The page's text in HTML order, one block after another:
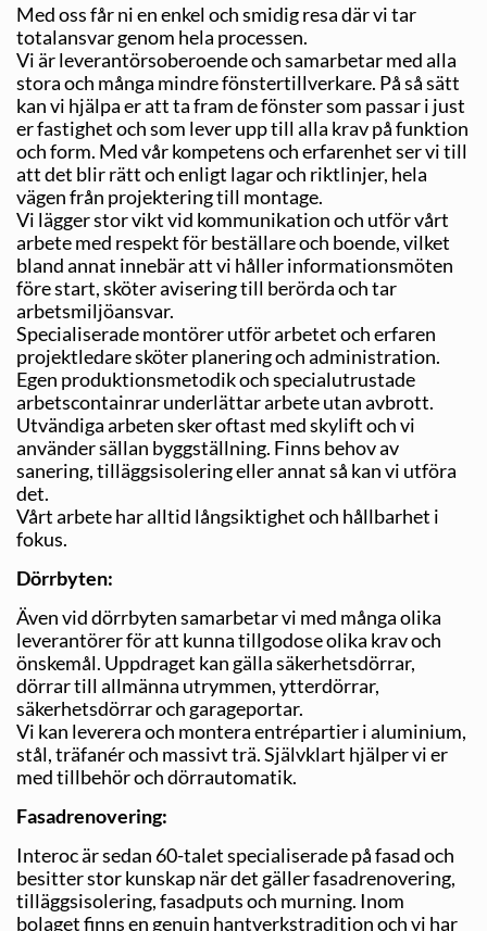
Med oss får ni en enkel och smidig resa där vi tar
totalansvar genom hela processen.
Vi är leverantörsoberoende och samarbetar med alla
stora och många mindre fönstertillverkare. På så sätt
kan vi hjälpa er att ta fram de fönster som passar i just
er fastighet och som lever upp till alla krav på funktion
och form. Med vår kompetens och erfarenhet ser vi till
att det blir rätt och enligt lagar och riktlinjer, hela
vägen från projektering till montage.
Vi lägger stor vikt vid kommunikation och utför vårt
arbete med respekt för beställare och boende, vilket
bland annat innebär att vi håller informationsmöten
före start, sköter avisering till berörda och tar
arbetsmiljöansvar.
Specialiserade montörer utför arbetet och erfaren
projektledare sköter planering och administration.
Egen produktionsmetodik och specialutrustade
arbetscontainrar underlättar arbete utan avbrott.
Utvändiga arbeten sker oftast med skylift och vi
använder sällan byggställning. Finns behov av
sanering, tilläggsisolering eller annat så kan vi utföra
det.
Vårt arbete har alltid långsiktighet och hållbarhet i
fokus.
Dörrbyten:
Även vid dörrbyten samarbetar vi med många olika
leverantörer för att kunna tillgodose olika krav och
önskemål. Uppdraget kan gälla säkerhetsdörrar,
dörrar till allmänna utrymmen, ytterdörrar,
säkerhetsdörrar och garageportar.
Vi kan leverera och montera entrépartier i aluminium,
stål, träfanér och massivt trä. Självklart hjälper vi er
med tillbehör och dörrautomatik.
Fasadrenovering:
Interoc är sedan 60-talet specialiserade på fasad och
besitter stor kunskap när det gäller fasadrenovering,
tilläggsisolering, fasadputs och murning. Inom
bolaget finns en genuin hantverkstradition och vi har